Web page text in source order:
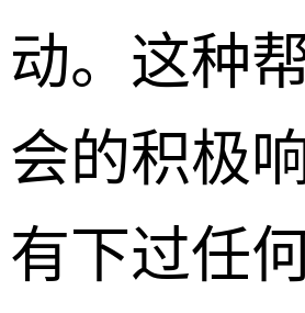
动。这种
会的积极
有下过任